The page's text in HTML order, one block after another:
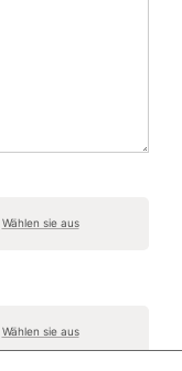
Wählen sie aus
Wählen sie aus